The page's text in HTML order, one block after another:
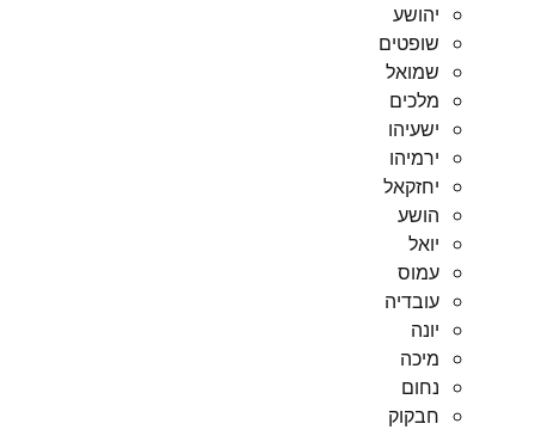
יהושע
שופטים
שמואל
מלכים
ישעיהו
ירמיהו
יחזקאל
הושע
יואל
עמוס
עובדיה
יונה
מיכה
נחום
חבקוק